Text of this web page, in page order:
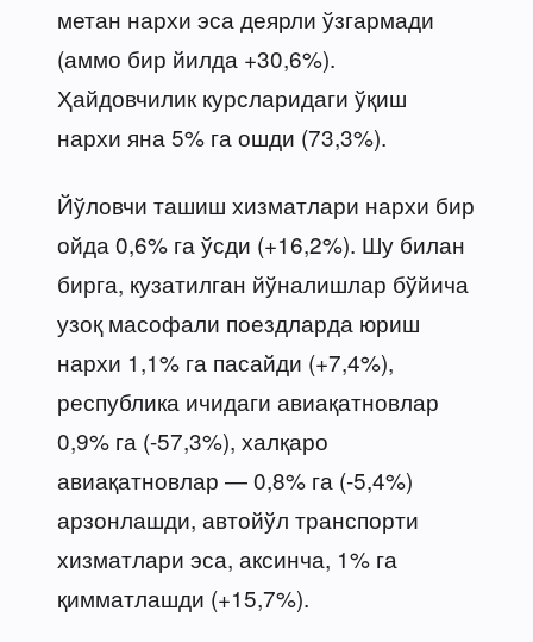
метан нархи эса деярли ўзгармади
(аммо бир йилда +30,6%).
Ҳайдовчилик курсларидаги ўқиш
нархи яна 5% га ошди (73,3%).
Йўловчи ташиш хизматлари нархи бир
ойда 0,6% га ўсди (+16,2%). Шу билан
бирга, кузатилган йўналишлар бўйича
узоқ масофали поездларда юриш
нархи 1,1% га пасайди (+7,4%),
республика ичидаги авиақатновлар
0,9% га (-57,3%), халқаро
авиақатновлар — 0,8% га (-5,4%)
арзонлашди, автойўл транспорти
хизматлари эса, аксинча, 1% га
қимматлашди (+15,7%).